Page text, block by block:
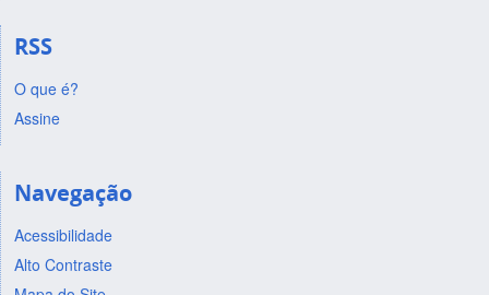
RSS
O que é?
Assine
Navegação
Acessibilidade
Alto Contraste